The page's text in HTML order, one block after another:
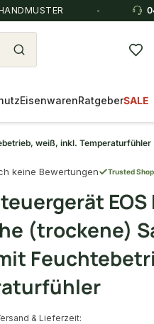
EisenwarenRatgeberSALE
weiß, inkl. Temperaturfühler
keine Bewertungen Trusted
EOS
(trockene)
& Lieferzeit: